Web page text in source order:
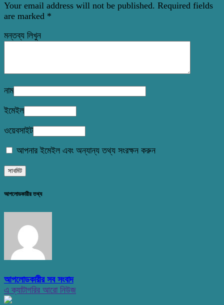
Your email address will not be published. Required fields
are marked *
মন্তব্য লিখুন
নাম
ইমেইল
ওয়েবসাইট
আপনার ইমেইল এবং অন্যান্য তথ্য সংরক্ষন করুন
আপলোডকারীর তথ্য
আপলোডকারীর সব সংবাদ
এ ক্যাটাগরির আরো নিউজ